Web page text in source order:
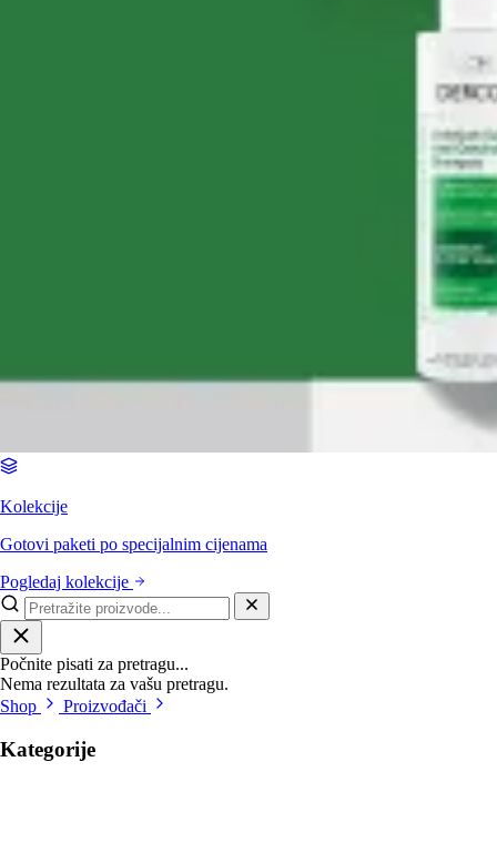
Kolekcije
Gotovi paketi po specijalnim cijenama
Pogledaj kolekcije
Počnite pisati za pretragu...
Nema rezultata za vašu pretragu.
Shop
Proizvođači
Kategorije